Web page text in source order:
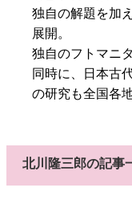
独自の解題を加
展開。
独自のフトマニ
同時に、日本古
の研究も全国各
北川隆三郎の記事